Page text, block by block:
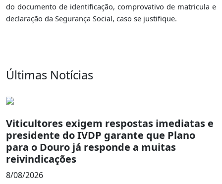
do documento de identificação, comprovativo de matricula e
declaração da Segurança Social, caso se justifique.
Últimas Notícias
Viticultores exigem respostas imediatas e
presidente do IVDP garante que Plano
para o Douro já responde a muitas
reivindicações
8/08/2026